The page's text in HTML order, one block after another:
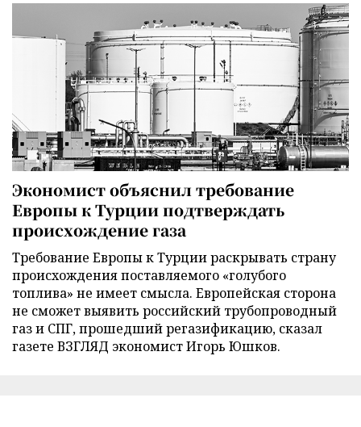
Экономист объяснил требование
Европы к Турции подтверждать
происхождение газа
Требование Европы к Турции раскрывать страну
происхождения поставляемого «голубого
топлива» не имеет смысла. Европейская сторона
не сможет выявить российский трубопроводный
газ и СПГ, прошедший регазификацию, сказал
газете ВЗГЛЯД экономист Игорь Юшков.